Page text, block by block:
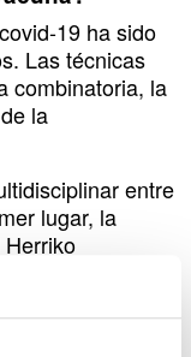
19 ha sido
Las técnicas
combinatoria, la
la
entre
lugar, la
previo y la
de 22
de la vacuna.